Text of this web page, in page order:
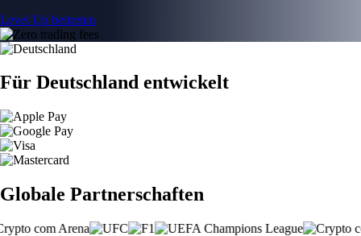
Level Up beitreten
Für Deutschland entwickelt
Globale Partnerschaften